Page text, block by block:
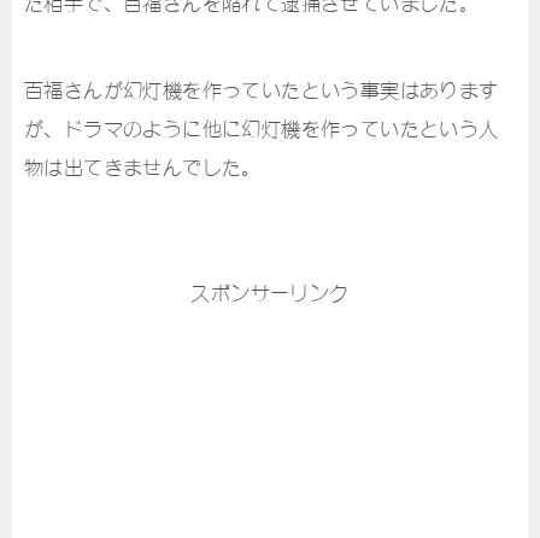
百福さんが幻灯機を作っていたという事実はあります
が、ドラマのように他に幻灯機を作っていたという人
物は出てきませんでした。
スポンサーリンク